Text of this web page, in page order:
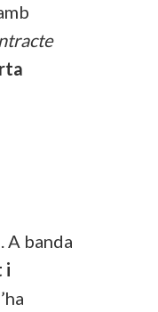
A banda
i